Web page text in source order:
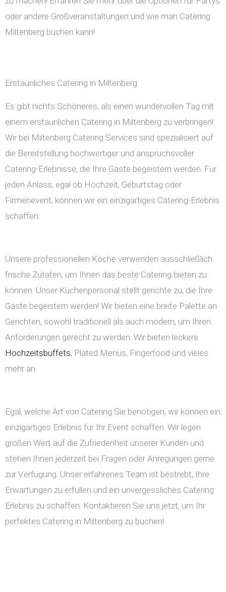
oder andere Großveranstaltungen und wie man Catering
Miltenberg buchen kann!
Erstaunliches Catering in Miltenberg
Es gibt nichts Schöneres, als einen wundervollen Tag mit
einem erstaunlichen Catering in Miltenberg zu verbringen!
Wir bei Miltenberg Catering Services sind spezialisiert auf
die Bereitstellung hochwertiger und anspruchsvoller
Catering-Erlebnisse, die Ihre Gäste begeistern werden. Für
jeden Anlass, egal ob Hochzeit, Geburtstag oder
Firmenevent, können wir ein einzigartiges Catering-Erlebnis
schaffen.
Unsere professionellen Köche verwenden ausschließlich
frische Zutaten, um Ihnen das beste Catering bieten zu
können. Unser Küchenpersonal stellt gerichte zu, die Ihre
Gäste begeistern werden! Wir bieten eine breite Palette an
Gerichten, sowohl traditionell als auch modern, um Ihren
Anforderungen gerecht zu werden. Wir bieten leckere
Hochzeitsbuffets, Plated Menüs, Fingerfood und vieles
mehr an.
Egal, welche Art von Catering Sie benötigen, wir können ein
einzigartiges Erlebnis für Ihr Event schaffen. Wir legen
großen Wert auf die Zufriedenheit unserer Kunden und
stehen Ihnen jederzeit bei Fragen oder Anregungen gerne
zur Verfügung. Unser erfahrenes Team ist bestrebt, Ihre
Erwartungen zu erfüllen und ein unvergessliches Catering
Erlebnis zu schaffen. Kontaktieren Sie uns jetzt, um Ihr
perfektes Catering in Miltenberg zu buchen!